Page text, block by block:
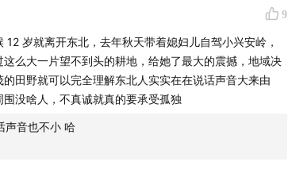
国。巴西50%、美国30%-35%、阿根廷5%-8%，俄罗
不合适，可以放着明年再卖。
试图改造、颠覆。
9
12 岁就离开东北，去年秋天带着媳妇儿自驾小兴安岭，
么大一片望不到头的耕地，给她了最大的震撼，地域决
田野就可以完全理解东北人实实在在说话声音大来由
没啥人，不真诚就真的要承受孤独
声音也不小 哈